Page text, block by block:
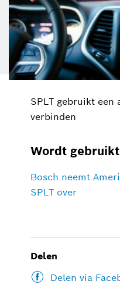
SPLT gebruikt een
verbinden
Wordt
Bosch neemt
SPLT over
Delen
Delen via